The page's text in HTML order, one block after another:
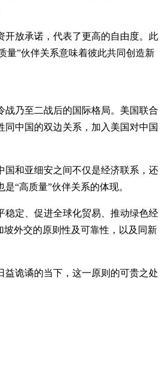
开放承诺，代表了更高的自由度。此
量”伙伴关系意味着彼此共同创造新
乃至二战后的国际格局。美国联合
中国的双边关系，加入美国对中国
国和亚细安之间不仅是经济联系，还
“高质量”伙伴关系的体现。
稳定、促进全球化贸易、推动绿色经
外交的原则性及可靠性，以及同新
诡谲的当下，这一原则的可贵之处